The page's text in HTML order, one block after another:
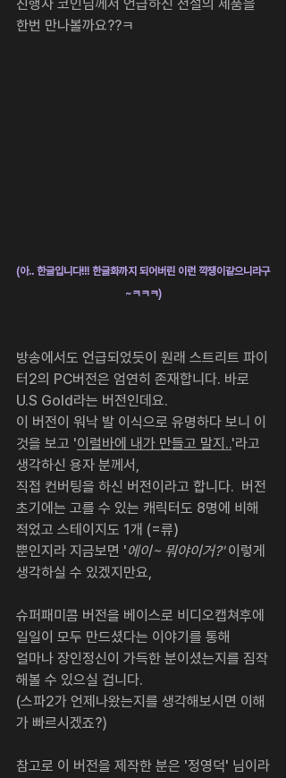
진행자 코인님께서 언급하신 전설의 제품을
한번 만나볼까요??ㅋ
(아.. 한글입니다!!! 한글화까지 되어버린 이런 깍쟁이같으니라구
~ㅋㅋㅋ)
방송에서도 언급되었듯이 원래 스트리트 파이
터2의 PC버전은 엄연히 존재합니다. 바로
U.S Gold라는 버전인데요.
이 버전이 워낙 발 이식으로 유명하다 보니 이
것을 보고 '이럴바에 내가 만들고 말지..'라고
생각하신 용자 분께서,
직접 컨버팅을 하신 버전이라고 합니다.  버전
초기에는 고를 수 있는 캐릭터도 8명에 비해
적었고 스테이지도 1개 (=류)
뿐인지라 지금보면 '에이~ 뭐야이거?' 이렇게
생각하실 수 있겠지만요,
슈퍼패미콤 버전을 베이스로 비디오캡쳐후에
일일이 모두 만드셨다는 이야기를 통해
얼마나 장인정신이 가득한 분이셨는지를 짐작
해볼 수 있으실 겁니다.
(스파2가 언제나왔는지를 생각해보시면 이해
가 빠르시겠죠?)
참고로 이 버전을 제작한 분은 '정영덕' 님이라